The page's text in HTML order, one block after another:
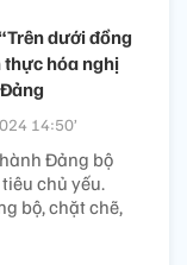
dưới đồng
thực hóa nghị
14:50’
Đảng bộ
chủ yếu.
bộ, chặt chẽ,